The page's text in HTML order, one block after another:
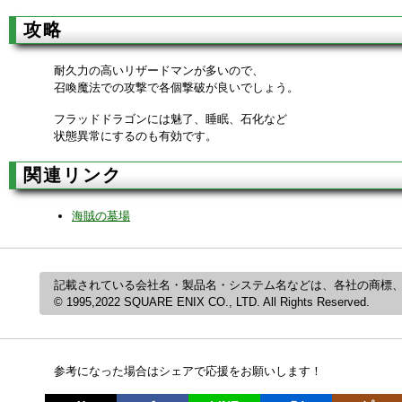
攻略
耐久力の高いリザードマンが多いので、
召喚魔法での攻撃で各個撃破が良いでしょう。
フラッドドラゴンには魅了、睡眠、石化など
状態異常にするのも有効です。
関連リンク
海賊の墓場
記載されている会社名・製品名・システム名などは、各社の商標
© 1995,2022 SQUARE ENIX CO., LTD. All Rights Reserved.
参考になった場合はシェアで応援をお願いします！